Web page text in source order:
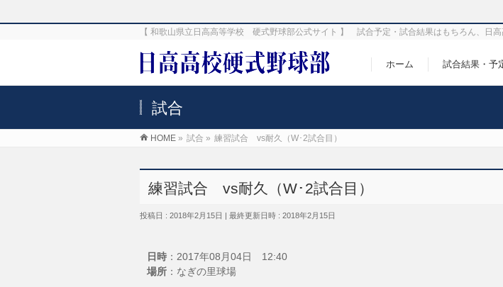
【 和歌山県立日高高等学校 硬式野球部公式サイト 】 試合予定・試合結果はもちろん、日
ホーム 試合結果・予
試合
HOME » 試合 » 練習試合 vs耐久（W･2試合目）
練習試合 vs耐久（W･2試合目）
投稿日 : 2018年2月15日 最終更新日時 : 2018年2月15日
日時 ：2017年08月04日 12:40
場所 ：なぎの里球場